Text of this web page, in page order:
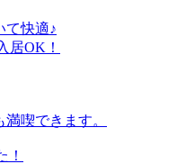
て快適♪
居OK！
喫できます。
！